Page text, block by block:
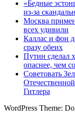
«Бедные
из-за
Москва
всех удивили
Каллас и фон
сразу обеих
Путин сделал
опаснее, чем
Советовать
Гитлера
WordPress Theme: